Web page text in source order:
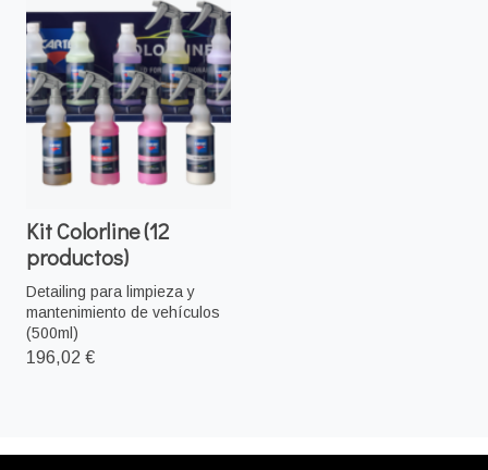
Kit Colorline (12
productos)
Detailing para limpieza y
mantenimiento de vehículos
(500ml)
196,02 €